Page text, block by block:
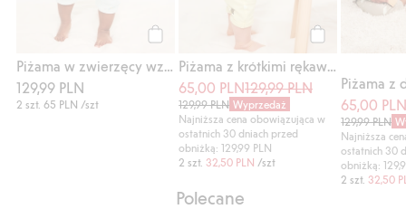
129,99 PLN
2 szt. 65 PLN /szt
Kup
65,00 PLN129,99 PLN
129,99 PLN Wyprzedaż
Najniższa cena obowiązująca w
ostatnich 30 dniach przed
obniżką: 129,99 PLN
2 szt. 32,50 PLN /szt
65,00
129,99 PLN
Najniższa
ostatnich 30
obniżką:
2 szt. 32,50
Polecane